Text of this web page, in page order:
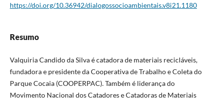
https://doi.org/10.36942/dialogossocioambientais.v8i21.1180
Resumo
Valquiria Candido da Silva é catadora de materiais recicláveis,
fundadora e presidente da Cooperativa de Trabalho e Coleta do
Parque Cocaia (COOPERPAC). Também é liderança do
Movimento Nacional dos Catadores e Catadoras de Materiais